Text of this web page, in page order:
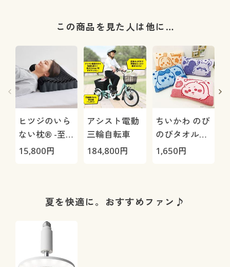
この商品を見た人は他に…
ヒツジのいら
ない枕® -至
極-
15,800円
アシスト電動
三輪自転車
184,800円
ちいかわ のび
のびタオル地
枕カバー
1,650円
夏を快適に。おすすめファン♪